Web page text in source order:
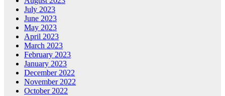
July 2023
June 2023
May 2023
April 2023
March 2023
February 2023
January 2023
December 2022
November 2022
October 2022